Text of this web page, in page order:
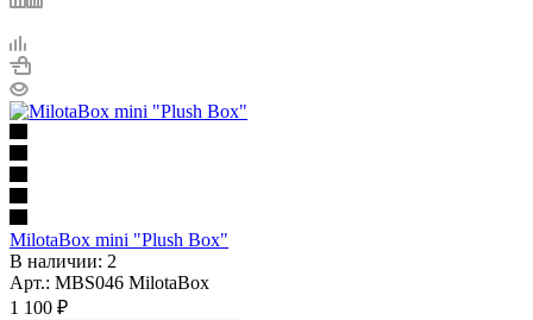
MilotaBox mini "Plush Box"
В наличии: 2
Арт.: MBS046 MilotaBox
1 100 ₽